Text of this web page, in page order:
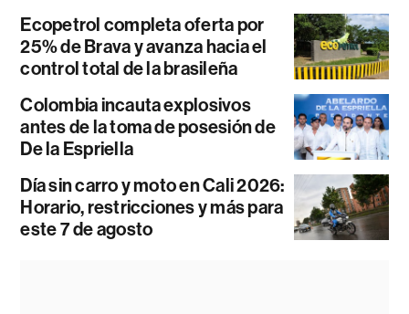
Ecopetrol completa oferta por
25% de Brava y avanza hacia el
control total de la brasileña
Colombia incauta explosivos
antes de la toma de posesión de
De la Espriella
Día sin carro y moto en Cali 2026:
Horario, restricciones y más para
este 7 de agosto